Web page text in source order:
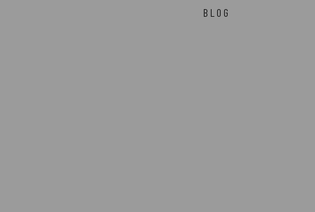
BLOG